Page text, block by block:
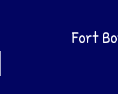
Fort